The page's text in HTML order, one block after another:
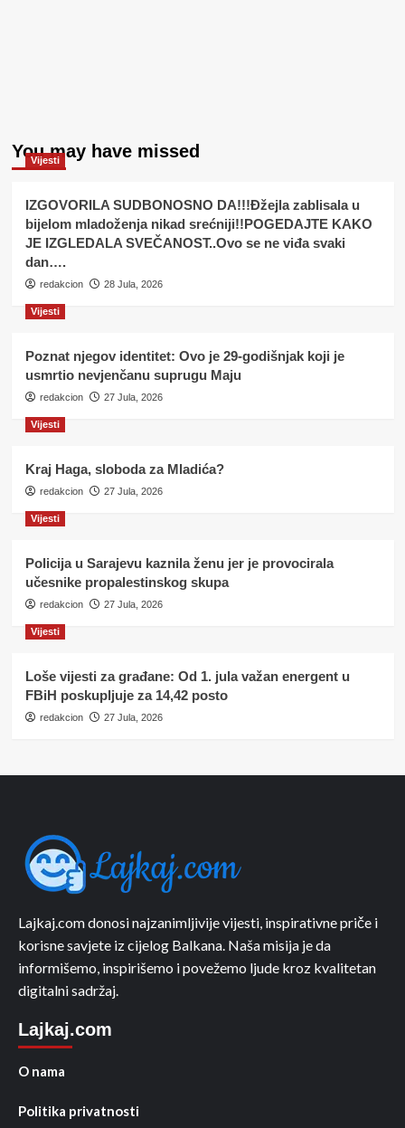
You may have missed
Vijesti
IZGOVORILA SUDBONOSNO DA!!!Đžejla zablisala u
bijelom mladoženja nikad srećniji!!POGEDAJTE KAKO
JE IZGLEDALA SVEČANOST..Ovo se ne viđa svaki
dan….
redakcion 28 Jula, 2026
Vijesti
Poznat njegov identitet: Ovo je 29-godišnjak koji je
usmrtio nevjenčanu suprugu Maju
redakcion 27 Jula, 2026
Vijesti
Kraj Haga, sloboda za Mladića?
redakcion 27 Jula, 2026
Vijesti
Policija u Sarajevu kaznila ženu jer je provocirala
učesnike propalestinskog skupa
redakcion 27 Jula, 2026
Vijesti
Loše vijesti za građane: Od 1. jula važan energent u
FBiH poskupljuje za 14,42 posto
redakcion 27 Jula, 2026
Lajkaj.com donosi najzanimljivije vijesti, inspirativne priče i
korisne savjete iz cijelog Balkana. Naša misija je da
informišemo, inspirišemo i povežemo ljude kroz kvalitetan
digitalni sadržaj.
Lajkaj.com
O nama
Politika privatnosti